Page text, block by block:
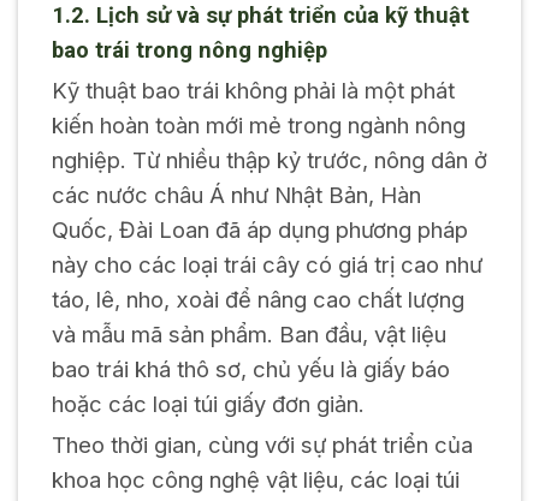
1.2. Lịch sử và sự phát triển của kỹ thuật
bao trái trong nông nghiệp
Kỹ thuật bao trái không phải là một phát
kiến hoàn toàn mới mẻ trong ngành nông
nghiệp. Từ nhiều thập kỷ trước, nông dân ở
các nước châu Á như Nhật Bản, Hàn
Quốc, Đài Loan đã áp dụng phương pháp
này cho các loại trái cây có giá trị cao như
táo, lê, nho, xoài để nâng cao chất lượng
và mẫu mã sản phẩm. Ban đầu, vật liệu
bao trái khá thô sơ, chủ yếu là giấy báo
hoặc các loại túi giấy đơn giản.
Theo thời gian, cùng với sự phát triển của
khoa học công nghệ vật liệu, các loại túi